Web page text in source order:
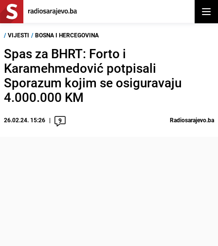
/ VIJESTI / BOSNA I HERCEGOVINA
Spas za BHRT: Forto i
Karamehmedović potpisali
Sporazum kojim se osiguravaju
4.000.000 KM
26.02.24. 15:26 9 Radiosarajevo.ba